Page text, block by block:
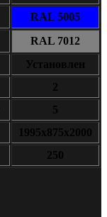
RAL 5005
RAL 7012
Установлен
2
5
1995х875х2000
250